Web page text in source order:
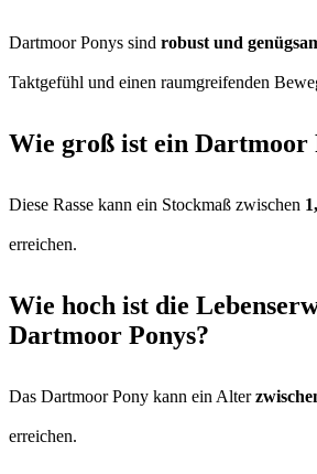
Dartmoor Ponys sind robust und
Taktgefühl und einen raumgreifenden
Wie groß ist ein Dartmoor
Diese Rasse kann ein Stockmaß zwischen
erreichen.
Wie hoch ist die
Dartmoor Ponys?
Das Dartmoor Pony kann ein Alter
erreichen.